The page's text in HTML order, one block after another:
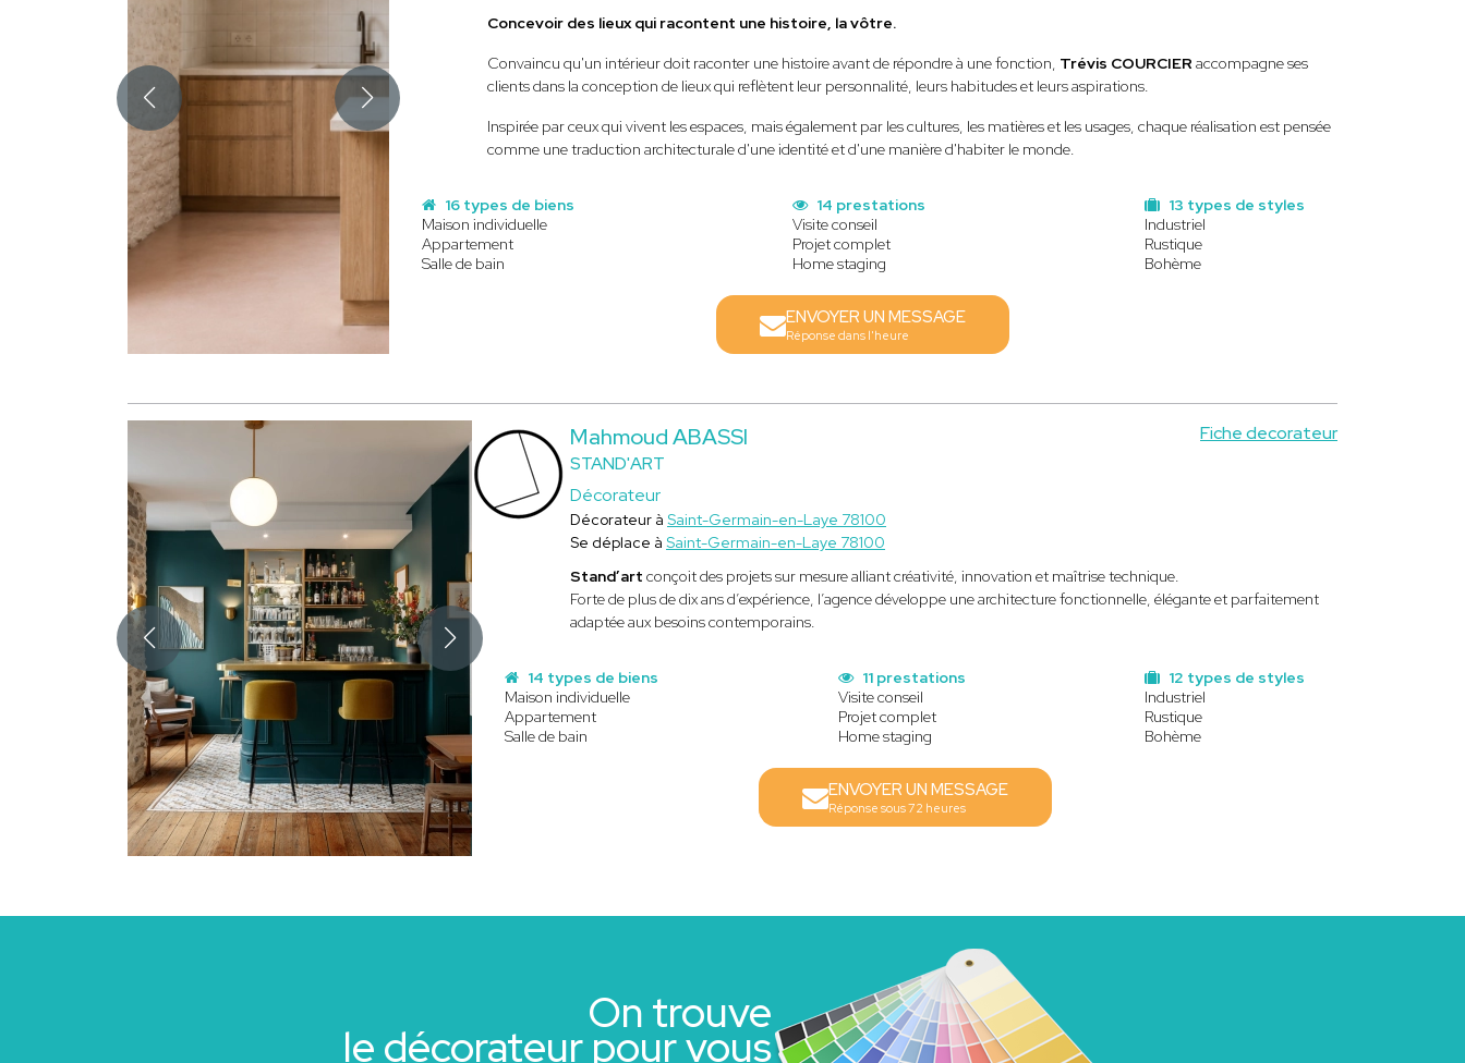
Concevoir des lieux qui racontent une histoire, la vôtre.
Convaincu qu'un intérieur doit raconter une histoire avant de répondre à une fonction, Trévis COURCIER accompagne ses
clients dans la conception de lieux qui reflètent leur personnalité, leurs habitudes et leurs aspirations.
Inspirée par ceux qui vivent les espaces, mais également par les cultures, les matières et les usages, chaque réalisation est pensée
comme une traduction architecturale d'une identité et d'une manière d'habiter le monde.
16 types de biens
Maison individuelle
Appartement
Salle de bain
13 types de styles
Industriel
Rustique
Bohème
14 prestations
Visite conseil
Projet complet
Home staging
ENVOYER UN MESSAGE
Réponse dans l'heure
Mahmoud ABASSI
STAND'ART
Décorateur
Fiche decorateur
Décorateur àSaint-Germain-en-Laye 78100
Se déplace àSaint-Germain-en-Laye 78100
Stand’art conçoit des projets sur mesure alliant créativité, innovation et maîtrise technique.
Forte de plus de dix ans d’expérience, l’agence développe une architecture fonctionnelle, élégante et parfaitement
adaptée aux besoins contemporains.
14 types de biens
Maison individuelle
Appartement
Salle de bain
12 types de styles
Industriel
Rustique
Bohème
11 prestations
Visite conseil
Projet complet
Home staging
ENVOYER UN MESSAGE
Réponse sous 72 heures
On trouve
le décorateur pour vous